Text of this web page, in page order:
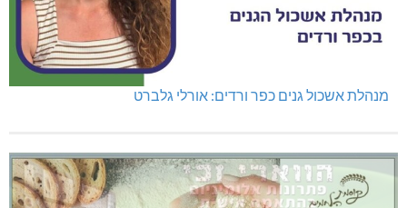
מנהלת אשכול גנים כפר ורדים: אורלי גלברט